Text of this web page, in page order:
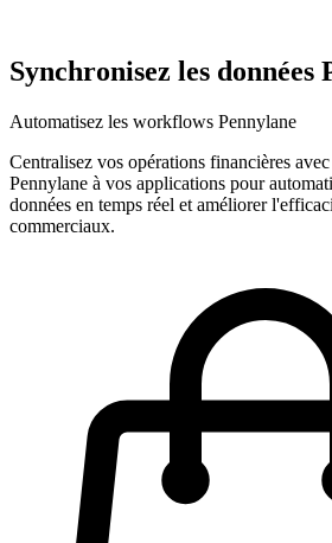
Synchronisez les données
Automatisez les workflows Pennylane
Centralisez vos opérations financières
Pennylane à vos applications pour
données en temps réel et améliorer
commerciaux.